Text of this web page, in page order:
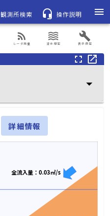
観測所検索 headset_mic 操作説明
menu
レーダ雨量
rss_feed
浸水想定
waves
表示設定
build
fullscreen open_in_new
arrow_drop_down
詳細情報
全流入量：0.03㎥/s